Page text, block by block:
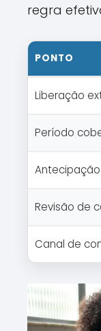
regra
PONTO
Liberação
Período
Revisão de
Canal de